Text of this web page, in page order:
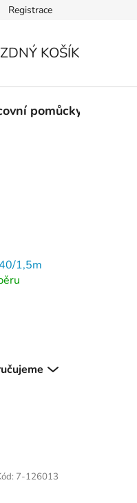
Registrace
KOŠÍK
pomůcky
1,5m
7-126013